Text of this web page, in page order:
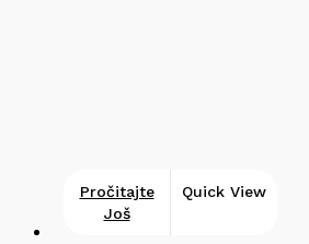
Pročitajte
Još
Quick View